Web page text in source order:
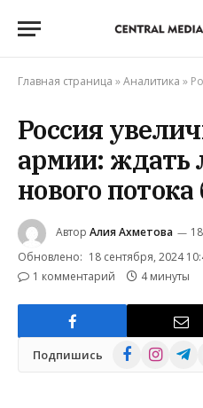
Главная страница »Аналитика »
Россия
армии: ждать
нового
Автор Алия Ахметова
Обновлено: 18 сентября, 2024
1 комментарий 4 минуты
Подпишись FacebookInstagram